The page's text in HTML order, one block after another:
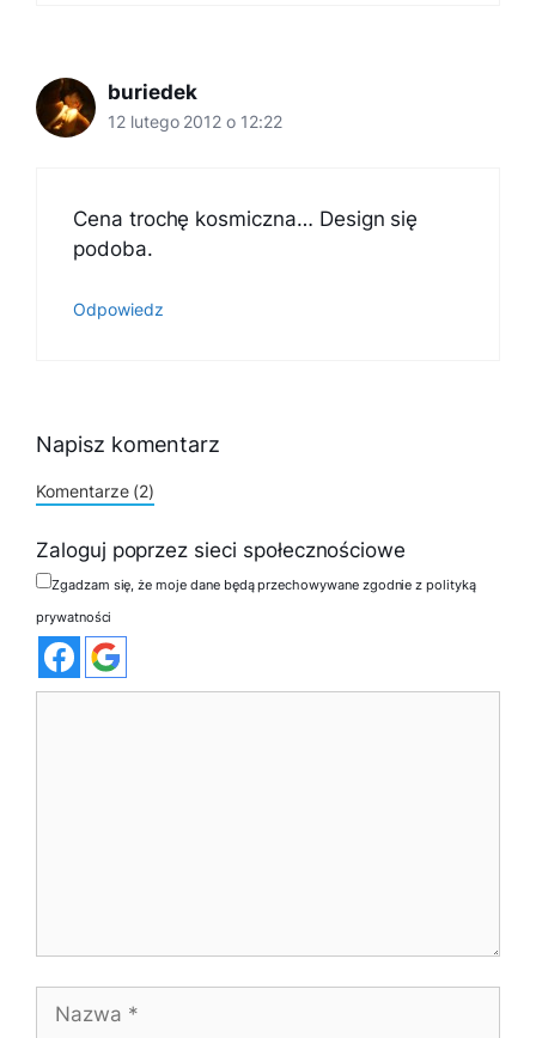
buriedek
12 lutego 2012 o 12:22
Cena trochę kosmiczna… Design się
podoba.
Odpowiedz
Napisz komentarz
Komentarze (2)
Zaloguj poprzez sieci społecznościowe
Zgadzam się, że moje dane będą przechowywane zgodnie z polityką
prywatności
Nazwa